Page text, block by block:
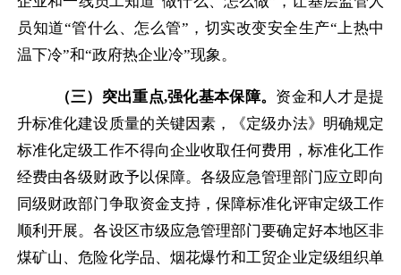
员知道“管什么、怎么管”，切实改变安全生产“上热中
温下冷”和“政府热企业冷”现象。
（三）突出重点,强化基本保障。 资金和人才是提
升标准化建设质量的关键因素，《定级办法》明确规定
标准化定级工作不得向企业收取任何费用，标准化工作
经费由各级财政予以保障。各级应急管理部门应立即向
同级财政部门争取资金支持，保障标准化评审定级工作
顺利开展。各设区市级应急管理部门要确定好本地区非
煤矿山、危险化学品、烟花爆竹和工贸企业定级组织单